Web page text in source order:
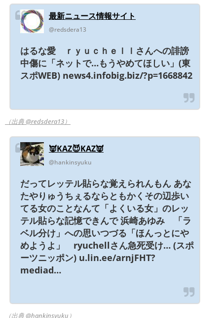
最新ニュース情報サイト
@redsdera13
はるな愛 ｒｙｕｃｈｅｌｌさんへの誹謗
中傷に「ネットで…もうやめてほしい」(東
スポWEB) news4.infobig.biz/?p=1668842
（出典 @redsdera13）
👿KAZ😈KAZ👿
@hankinsyuku
だってレッテル貼らな覚えられんもん あな
たやりゅうちぇるならともかくその辺歩い
てる女のことなんて「よくいる女」のレッ
テル貼らな記憶できんで 浜崎あゆみ 「ラ
ベル分け」への思いつづる「ほんっとにや
めようよ」 ryuchellさん急死受け… (スポ
ーツニッポン) u.lin.ee/arnjFHT?
mediad…
（出典 @hankinsyuku）